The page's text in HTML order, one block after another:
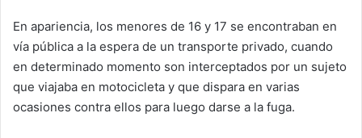
En apariencia, los menores de 16 y 17 se encontraban en
vía pública a la espera de un transporte privado, cuando
en determinado momento son interceptados por un sujeto
que viajaba en motocicleta y que dispara en varias
ocasiones contra ellos para luego darse a la fuga.